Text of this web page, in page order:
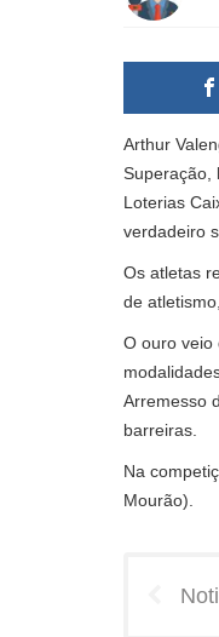
Arthur
Superação,
Loterias
verdadeiro
Os atletas
de
O ouro veio
Arremesso
barreiras.
Na
Mourão).